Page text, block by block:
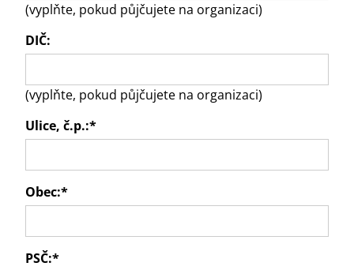
(vyplňte, pokud půjčujete na organizaci)
DIČ:
(vyplňte, pokud půjčujete na organizaci)
Ulice, č.p.:*
Obec:*
PSČ:*